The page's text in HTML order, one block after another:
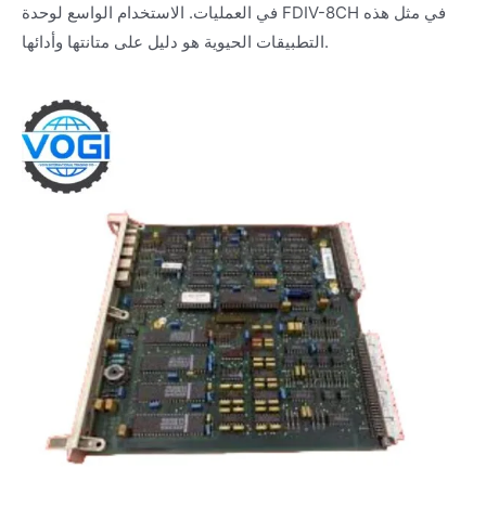
في العمليات. الاستخدام الواسع لوحدة FDIV-8CH في مثل هذه
التطبيقات الحيوية هو دليل على متانتها وأدائها.